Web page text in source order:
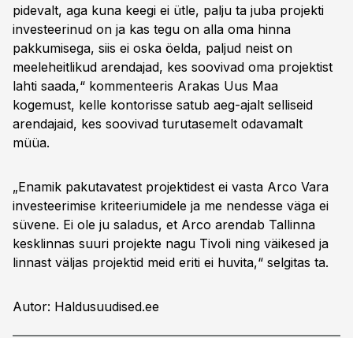
pidevalt, aga kuna keegi ei ütle, palju ta juba projekti
investeerinud on ja kas tegu on alla oma hinna
pakkumisega, siis ei oska öelda, paljud neist on
meeleheitlikud arendajad, kes soovivad oma projektist
lahti saada,“ kommenteeris Arakas Uus Maa
kogemust, kelle kontorisse satub aeg-ajalt selliseid
arendajaid, kes soovivad turutasemelt odavamalt
müüa.
„Enamik pakutavatest projektidest ei vasta Arco Vara
investeerimise kriteeriumidele ja me nendesse väga ei
süvene. Ei ole ju saladus, et Arco arendab Tallinna
kesklinnas suuri projekte nagu Tivoli ning väikesed ja
linnast väljas projektid meid eriti ei huvita,“ selgitas ta.
Autor: Haldusuudised.ee